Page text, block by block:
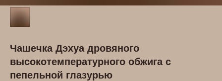
Чашечка Дэхуа дровяного
высокотемпературного обжига с
пепельной глазурью